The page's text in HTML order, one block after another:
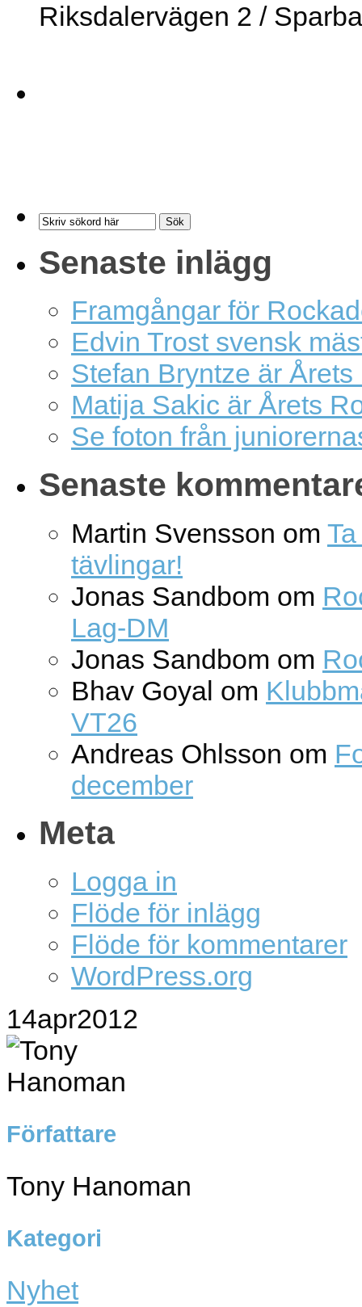
Riksdalervägen 2 /
Senaste inlägg
Framgångar för
Edvin Trost svensk
Stefan Bryntze är
Matija Sakic är Årets
Se foton från
Senaste
Martin Svensson om
tävlingar!
Jonas Sandbom om
Lag-DM
Jonas Sandbom om
Bhav Goyal om
VT26
Andreas Ohlsson om
december
Meta
Logga in
Flöde för inlägg
Flöde för kommentarer
WordPress.org
14apr2012
Författare
Tony Hanoman
Kategori
Nyhet